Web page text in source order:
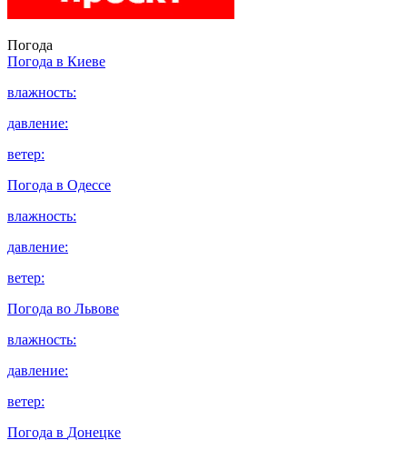
Погода
Погода в Киеве
влажность:
давление:
ветер:
Погода в Одессе
влажность:
давление:
ветер:
Погода во Львове
влажность:
давление:
ветер:
Погода в Донецке